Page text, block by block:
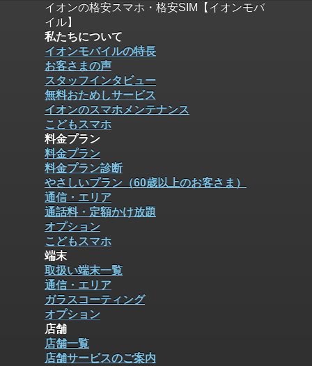
イオンの格安スマホ・格安SIM【イオンモバ
イル】
私たちについて
イオンモバイルの特長
お客さまの声
スタッフインタビュー
無料おためしサービス
イオンのスマホメンテナンス
こどもスマホ
料金プラン
料金プラン
料金プラン診断
やさしいプラン（60歳以上のお客さま）
通信・エリア
通話料・定額かけ放題
オプション
こどもスマホ
端末
取扱い端末一覧
通信・エリア
ガラスコーティング
オプション
店舗
店舗一覧
店舗サービスのご案内